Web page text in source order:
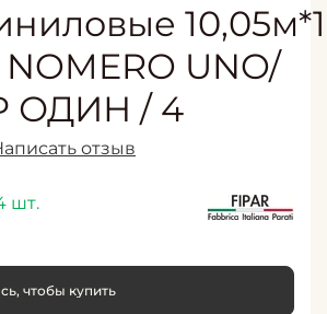
NOMERO UNO/
ОДИН / 4
отзыв
шт.
чтобы купить